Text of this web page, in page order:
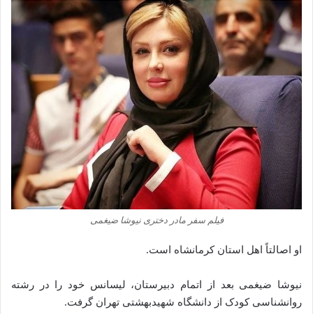
فیلم سفر مادر دختری نیوشا ضیغمی
او اصالتاً اهل استان کرمانشاه است.
نیوشا ضیغمی بعد از اتمام دبیرستان، لیسانس خود را در رشته
روانشناسی کودک از دانشگاه شهیدبهشتی تهران گرفت.